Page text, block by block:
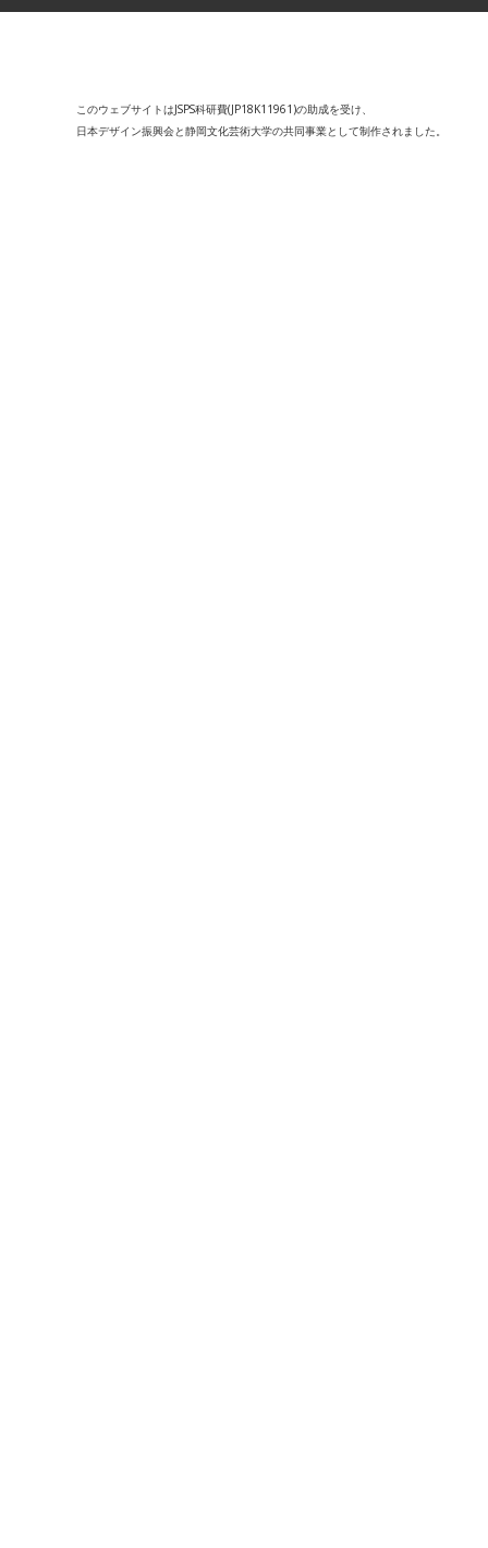
このウェブサイトはJSPS科研費(JP18K11961)の助成を受け、
日本デザイン振興会と静岡文化芸術大学の共同事業として制作されました。